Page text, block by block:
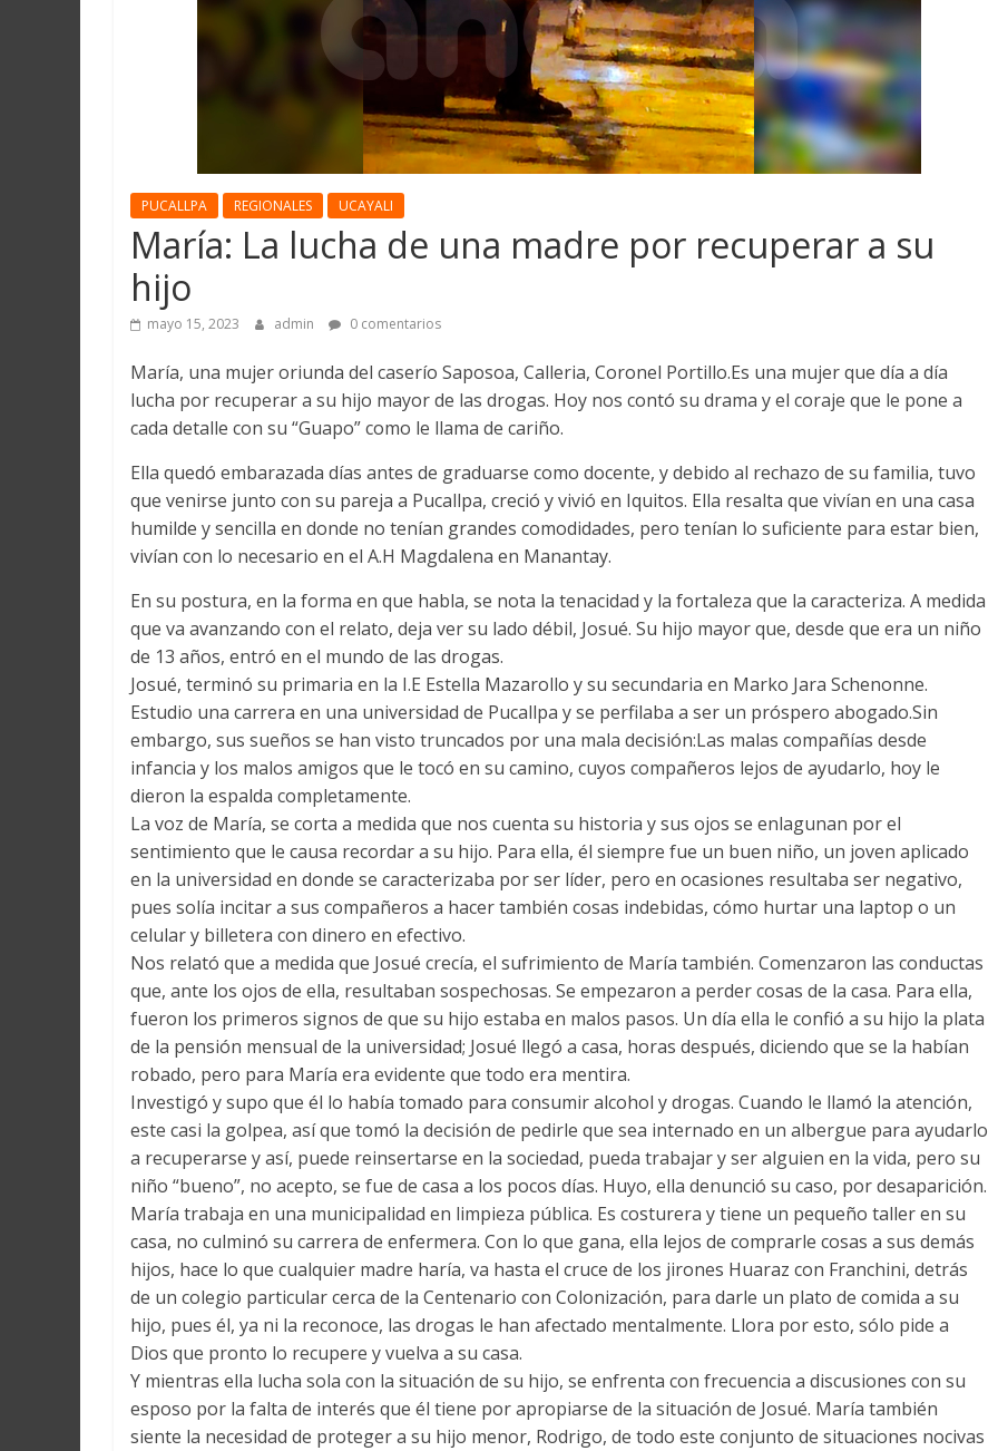
PUCALLPA REGIONALES UCAYALI
María: La lucha de una madre por recuperar a su
hijo
mayo 15, 2023 admin 0 comentarios
María, una mujer oriunda del caserío Saposoa, Calleria, Coronel Portillo.Es una mujer que día a día
lucha por recuperar a su hijo mayor de las drogas. Hoy nos contó su drama y el coraje que le pone a
cada detalle con su “Guapo” como le llama de cariño.
Ella quedó embarazada días antes de graduarse como docente, y debido al rechazo de su familia, tuvo
que venirse junto con su pareja a Pucallpa, creció y vivió en Iquitos. Ella resalta que vivían en una casa
humilde y sencilla en donde no tenían grandes comodidades, pero tenían lo suficiente para estar bien,
vivían con lo necesario en el A.H Magdalena en Manantay.
En su postura, en la forma en que habla, se nota la tenacidad y la fortaleza que la caracteriza. A medida
que va avanzando con el relato, deja ver su lado débil, Josué. Su hijo mayor que, desde que era un niño
de 13 años, entró en el mundo de las drogas.
Josué, terminó su primaria en la I.E Estella Mazarollo y su secundaria en Marko Jara Schenonne.
Estudio una carrera en una universidad de Pucallpa y se perfilaba a ser un próspero abogado.Sin
embargo, sus sueños se han visto truncados por una mala decisión:Las malas compañías desde
infancia y los malos amigos que le tocó en su camino, cuyos compañeros lejos de ayudarlo, hoy le
dieron la espalda completamente.
La voz de María, se corta a medida que nos cuenta su historia y sus ojos se enlagunan por el
sentimiento que le causa recordar a su hijo. Para ella, él siempre fue un buen niño, un joven aplicado
en la universidad en donde se caracterizaba por ser líder, pero en ocasiones resultaba ser negativo,
pues solía incitar a sus compañeros a hacer también cosas indebidas, cómo hurtar una laptop o un
celular y billetera con dinero en efectivo.
Nos relató que a medida que Josué crecía, el sufrimiento de María también. Comenzaron las conductas
que, ante los ojos de ella, resultaban sospechosas. Se empezaron a perder cosas de la casa. Para ella,
fueron los primeros signos de que su hijo estaba en malos pasos. Un día ella le confió a su hijo la plata
de la pensión mensual de la universidad; Josué llegó a casa, horas después, diciendo que se la habían
robado, pero para María era evidente que todo era mentira.
Investigó y supo que él lo había tomado para consumir alcohol y drogas. Cuando le llamó la atención,
este casi la golpea, así que tomó la decisión de pedirle que sea internado en un albergue para ayudarlo
a recuperarse y así, puede reinsertarse en la sociedad, pueda trabajar y ser alguien en la vida, pero su
niño “bueno”, no acepto, se fue de casa a los pocos días. Huyo, ella denunció su caso, por desaparición.
María trabaja en una municipalidad en limpieza pública. Es costurera y tiene un pequeño taller en su
casa, no culminó su carrera de enfermera. Con lo que gana, ella lejos de comprarle cosas a sus demás
hijos, hace lo que cualquier madre haría, va hasta el cruce de los jirones Huaraz con Franchini, detrás
de un colegio particular cerca de la Centenario con Colonización, para darle un plato de comida a su
hijo, pues él, ya ni la reconoce, las drogas le han afectado mentalmente. Llora por esto, sólo pide a
Dios que pronto lo recupere y vuelva a su casa.
Y mientras ella lucha sola con la situación de su hijo, se enfrenta con frecuencia a discusiones con su
esposo por la falta de interés que él tiene por apropiarse de la situación de Josué. María también
siente la necesidad de proteger a su hijo menor, Rodrigo, de todo este conjunto de situaciones nocivas